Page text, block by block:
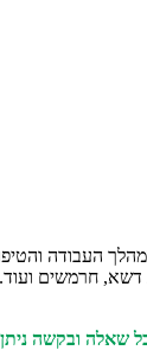
העבודה
חרמשים ועוד.
שאלה ובקשה